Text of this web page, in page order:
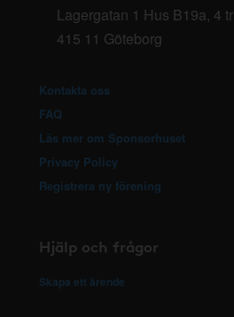
Lagergatan 1 Hus B19a, 4 tr
415 11 Göteborg
Kontakta oss
FAQ
Läs mer om Sponsorhuset
Privacy Policy
Registrera ny förening
Hjälp och frågor
Skapa ett ärende